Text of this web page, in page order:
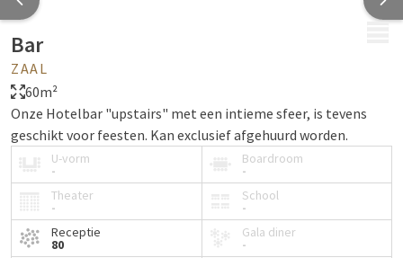
Bar
ZAAL
60m²
Onze Hotelbar "upstairs" met een intieme sfeer, is tevens
geschikt voor feesten. Kan exclusief afgehuurd worden.
U-vorm
-
Boardroom
-
Theater
-
School
-
Receptie
80
Gala diner
-